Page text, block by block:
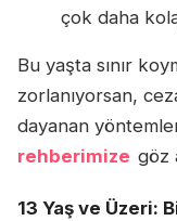
çok daha
Bu yaşta sınır
zorlanıyorsan,
dayanan
rehberimize göz
13 Yaş ve Üzeri: